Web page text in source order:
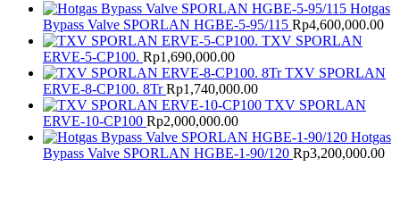
Hotgas
Bypass Valve SPORLAN HGBE-5-95/115 Rp4,600,000.00
TXV SPORLAN
ERVE-5-CP100. Rp1,690,000.00
TXV SPORLAN
ERVE-8-CP100. 8Tr Rp1,740,000.00
TXV SPORLAN
ERVE-10-CP100 Rp2,000,000.00
Hotgas
Bypass Valve SPORLAN HGBE-1-90/120 Rp3,200,000.00